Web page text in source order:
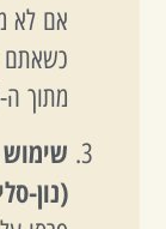
אם לא
מתוך ה-750 הזמינים).
(נון-